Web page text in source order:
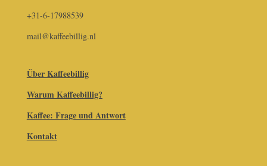
+31-6-17988539
mail@kaffeebillig.nl
Über Kaffeebillig
Warum Kaffeebillig?
Kaffee: Frage und Antwort
Kontakt